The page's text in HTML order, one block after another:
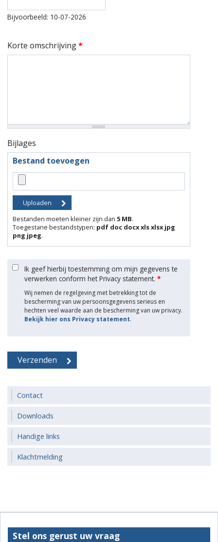
Bijvoorbeeld: 10-07-2026
Korte omschrijving*
Bijlages
Bestand toevoegen
Bestanden moeten kleiner zijn dan 5 MB.
Toegestane bestandstypen: pdf doc docx xls xlsx jpg
png jpeg.
Ik geef hierbij toestemming om mijn gegevens te
verwerken conform het Privacy statement. *
Wij nemen de regelgeving met betrekking tot de
bescherming van uw persoonsgegevens serieus en
hechten veel waarde aan de bescherming van uw privacy.
Bekijk hier ons Privacy statement.
Contact
Downloads
Handige links
Klachtmelding
Stel ons gerust uw vraag